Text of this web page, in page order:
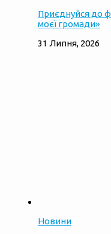
Приєднуйся до
моєї громади»
31 Липня, 2026
Новини